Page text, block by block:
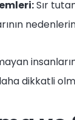
Sır
dikkatli